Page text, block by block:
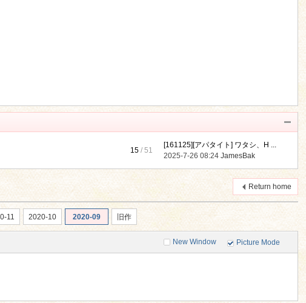
15 / 51
[161125][アパタイト] ワタシ、H ...
2025-7-26 08:24JamesBak
Return home
11 2020-10 2020-09 旧作
New Window Picture Mode